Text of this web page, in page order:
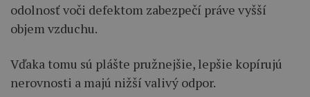
odolnosť voči defektom zabezpečí práve vyšší
objem vzduchu.
Vďaka tomu sú plášte pružnejšie, lepšie kopírujú
nerovnosti a majú nižší valivý odpor.